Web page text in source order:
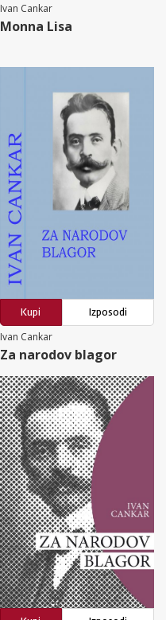
Ivan Cankar
Monna Lisa
Kupi
Izposodi
Ivan Cankar
Za narodov blagor